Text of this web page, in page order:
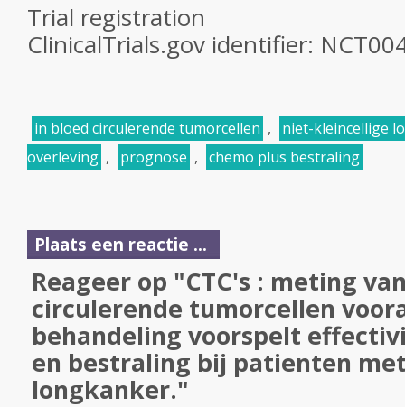
Trial registration
ClinicalTrials.gov identifier:
in bloed circulerende tumorcellen ,
niet-kleincellige
overleving , prognose , chemo plus bestraling
Plaats een reactie ...
Reageer op "CTC's : meting
circulerende tumorcellen
behandeling voorspelt
en bestraling bij patienten
longkanker."